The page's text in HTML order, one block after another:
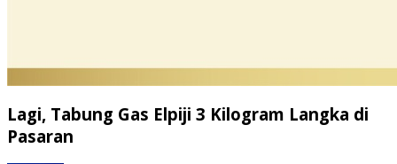
Lagi, Tabung Gas Elpiji 3 Kilogram Langka di
Pasaran